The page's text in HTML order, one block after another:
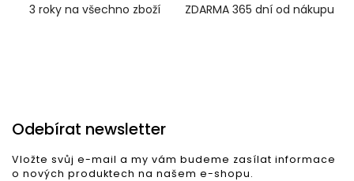
3 roky na všechno zboží ZDARMA 365 dní od nákupu
Odebírat newsletter
Vložte svůj e-mail a my vám budeme zasílat informace
o nových produktech na našem e-shopu.